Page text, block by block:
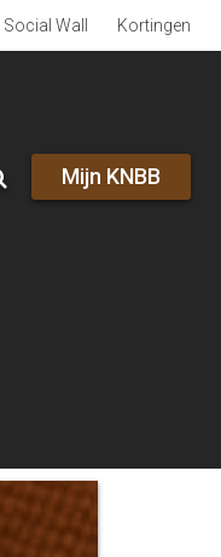
Social Wall Kortingen
Mijn KNBB